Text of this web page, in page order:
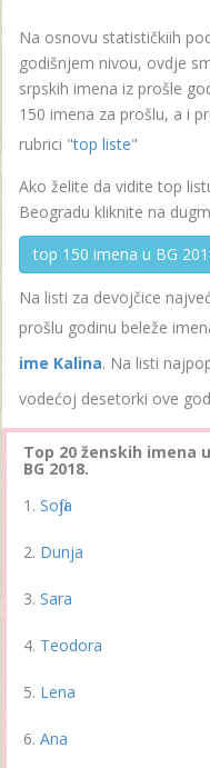
Na osnovu statističkiih
godišnjem nivou, ovdje
srpskih imena iz prošle
150 imena za prošlu, a i
rubrici "top liste"
Ako želite da vidite top
Beogradu kliknite na
top 150 imena u BG
Na listi za devojčice
prošlu godinu beleže
ime Kalina. Na listi
vodećoj desetorki ove
Top 20 ženskih imena u
BG 2018.
Sofija
Dunja
Sara
Teodora
Lena
Ana